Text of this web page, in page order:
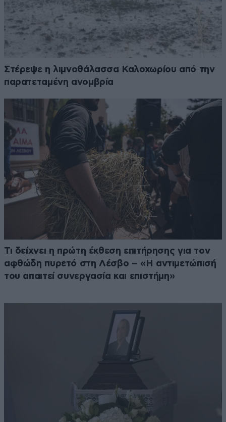
Στέρεψε η λιμνοθάλασσα Καλοχωρίου από την
παρατεταμένη ανομβρία
Τι δείχνει η πρώτη έκθεση επιτήρησης για τον
αφθώδη πυρετό στη Λέσβο – «Η αντιμετώπισή
του απαιτεί συνεργασία και επιστήμη»